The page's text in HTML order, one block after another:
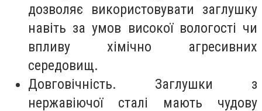
дозволяє використовувати заглушку
навіть за умов високої вологості чи
впливу хімічно агресивних
середовищ.
Довговічність. Заглушки з
нержавіючої сталі мають чудову